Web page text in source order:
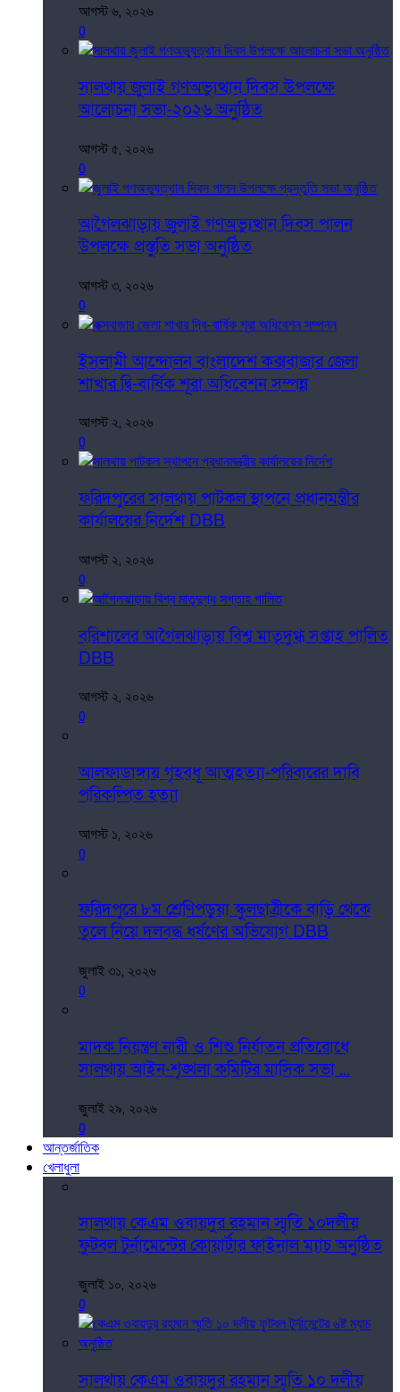
আগস্ট ৬, ২০২৬
0
সালথায় জুলাই গণঅভ্যুত্থান দিবস উপলক্ষে
আলোচনা সভা-২০২৬ অনুষ্ঠিত
আগস্ট ৫, ২০২৬
0
আগৈলঝাড়ায় জুলাই গণঅভ্যুত্থান দিবস পালন
উপলক্ষে প্রস্তুতি সভা অনুষ্ঠিত
আগস্ট ৩, ২০২৬
0
ইসলামী আন্দোলন বাংলাদেশ কক্সবাজার জেলা
শাখার দ্বি-বার্ষিক শূরা অধিবেশন সম্পন্ন
আগস্ট ২, ২০২৬
0
ফরিদপুরের সালথায় পাটকল স্থাপনে প্রধানমন্ত্রীর
কার্যালয়ের নির্দেশ DBB
আগস্ট ২, ২০২৬
0
বরিশালের আগৈলঝাড়ায় বিশ্ব মাতৃদুগ্ধ সপ্তাহ পালিত
DBB
আগস্ট ২, ২০২৬
0
আলফাডাঙ্গায় গৃহবধূ আত্মহত্যা-পরিবারের দাবি
পরিকল্পিত হত্যা
আগস্ট ১, ২০২৬
0
ফরিদপুরে ৮ম শ্রেণিপড়ুয়া স্কুলছাত্রীকে বাড়ি থেকে
তুলে নিয়ে দলবদ্ধ ধর্ষণের অভিযোগ DBB
জুলাই ৩১, ২০২৬
0
মাদক নিয়ন্ত্রণ নারী ও শিশু নির্যাতন প্রতিরোধে
সালথায় আইন-শৃঙ্খলা কমিটির মাসিক সভা ...
জুলাই ২৯, ২০২৬
0
আন্তর্জাতিক
খেলাধুলা
সালথায় কেএম ওবায়দুর রহমান স্মৃতি ১০দলীয়
ফুটবল টুর্নামেন্টের কোয়ার্টার ফাইনাল ম্যাচ অনুষ্ঠিত
জুলাই ১০, ২০২৬
0
সালথায় কেএম ওবায়দুর রহমান স্মৃতি ১০ দলীয়